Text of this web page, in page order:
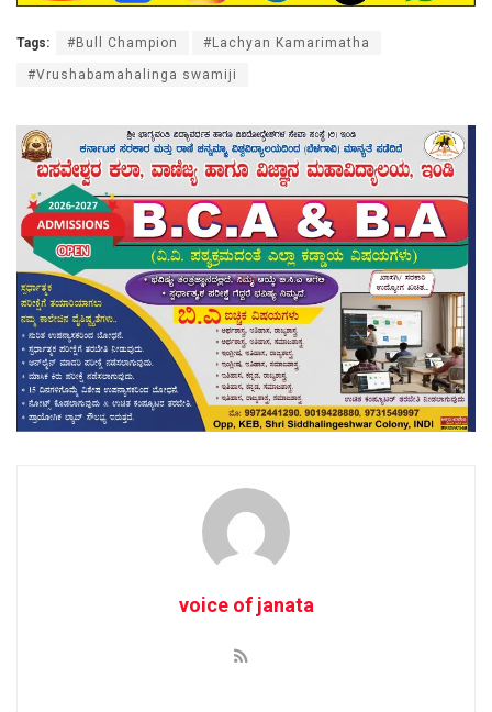
Tags: #Bull Champion #Lachyan Kamarimatha
#Vrushabamahalinga swamiji
voice of janata